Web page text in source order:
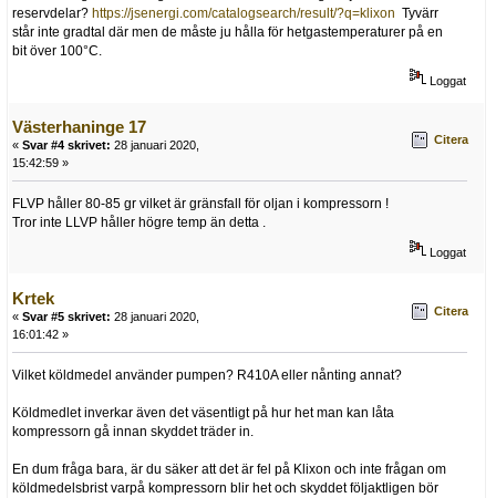
reservdelar? https://jsenergi.com/catalogsearch/result/?q=klixon Tyvärr
står inte gradtal där men de måste ju hålla för hetgastemperaturer på en
bit över 100°C.
Loggat
Västerhaninge 17
« Svar #4 skrivet: 28 januari 2020,
15:42:59 »
Citera
FLVP håller 80-85 gr vilket är gränsfall för oljan i kompressorn !
Tror inte LLVP håller högre temp än detta .
Loggat
Krtek
« Svar #5 skrivet: 28 januari 2020,
16:01:42 »
Citera
Vilket köldmedel använder pumpen? R410A eller nånting annat?
Köldmedlet inverkar även det väsentligt på hur het man kan låta
kompressorn gå innan skyddet träder in.
En dum fråga bara, är du säker att det är fel på Klixon och inte frågan om
köldmedelsbrist varpå kompressorn blir het och skyddet följaktligen bör